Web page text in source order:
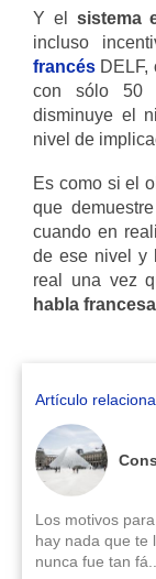
Y el sistema
incluso
francés DELF,
con sólo 50
disminuye el
nivel de
Es como si el
que
cuando en
de ese nivel y
real una vez
habla francesa
Artículo
Los motivos
hay nada que te
nunca fue tan fá...